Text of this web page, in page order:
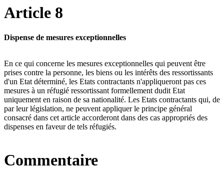
Article 8
Dispense de mesures exceptionnelles
En ce qui concerne les mesures exceptionnelles qui peuvent être
prises contre la personne, les biens ou les intérêts des ressortissants
d'un Etat déterminé, les Etats contractants n'appliqueront pas ces
mesures à un réfugié ressortissant formellement dudit Etat
uniquement en raison de sa nationalité. Les Etats contractants qui, de
par leur législation, ne peuvent appliquer le principe général
consacré dans cet article accorderont dans des cas appropriés des
dispenses en faveur de tels réfugiés.
Commentaire